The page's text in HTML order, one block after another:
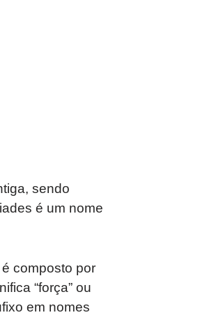
sendo
é um nome
composto por
“força” ou
em nomes